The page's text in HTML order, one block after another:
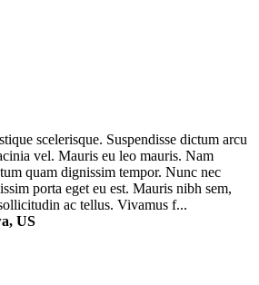
scelerisque. Suspendisse dictum arcu
vel. Mauris eu leo mauris. Nam
quam dignissim tempor. Nunc nec
porta eget eu est. Mauris nibh sem,
ac tellus. Vivamus f...
US